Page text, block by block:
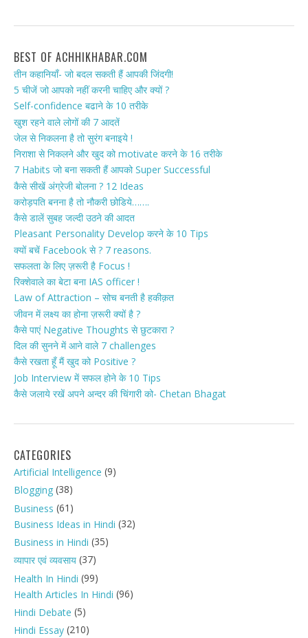
BEST OF ACHHIKHABAR.COM
तीन कहानियाँ- जो बदल सकती हैं आपकी जिंदगी!
5 चीजें जो आपको नहीं करनी चाहिए और क्यों ?
Self-confidence बढाने के 10 तरीके
खुश रहने वाले लोगों की 7 आदतें
जेल से निकलना है तो सुरंग बनाइये !
निराशा से निकलने और खुद को motivate करने के 16 तरीके
7 Habits जो बना सकती हैं आपको Super Successful
कैसे सीखें अंग्रेजी बोलना ? 12 Ideas
करोड़पति बनना है तो नौकरी छोडिये…….
कैसे डालें सुबह जल्दी उठने की आदत
Pleasant Personality Develop करने के 10 Tips
क्यों बचें Facebook से ? 7 reasons.
सफलता के लिए ज़रूरी है Focus !
रिक्शेवाले का बेटा बना IAS officer !
Law of Attraction – सोच बनती है हकीक़त
जीवन में लक्ष्य का होना ज़रूरी क्यों है ?
कैसे पाएं Negative Thoughts से छुटकारा ?
दिल की सुनने में आने वाले 7 challenges
कैसे रखता हूँ मैं खुद को Positive ?
Job Interview में सफल होने के 10 Tips
कैसे जलाये रखें अपने अन्दर की चिंगारी को- Chetan Bhagat
CATEGORIES
Artificial Intelligence (9)
Blogging (38)
Business (61)
Business Ideas in Hindi (32)
Business in Hindi (35)
व्यापार एवं व्यवसाय (37)
Health In Hindi (99)
Health Articles In Hindi (96)
Hindi Debate (5)
Hindi Essay (210)